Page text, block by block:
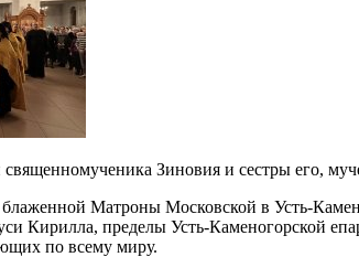
священномученика Зиновия и сестры его,
Матроны Московской в Усть-
Кирилла, пределы Усть-Каменогорской
по всему миру.